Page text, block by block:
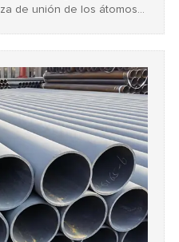
de unión de los átomos
de aspecto. La grieta
soldadas. Es un
La grieta de
de incubación.